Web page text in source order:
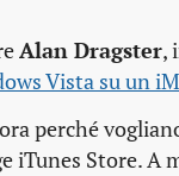
Alan Dragster,
Vista su un
perché
iTunes Store. A